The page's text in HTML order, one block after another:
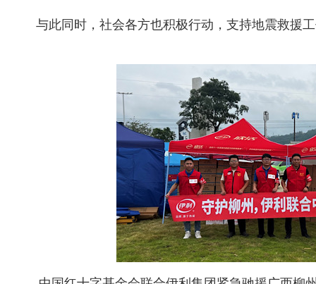
与此同时，社会各方也积极行动，支持地震救援